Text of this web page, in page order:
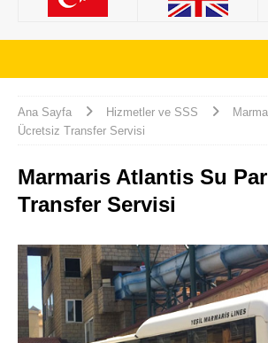
Ana Sayfa Hizmetler ve SSS
Ücretsiz Transfer Servisi
Marmaris Atlantis Su
Transfer Servisi